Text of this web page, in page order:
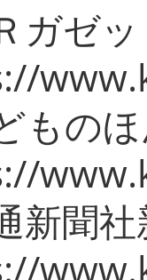
ガゼッ
もの
新聞